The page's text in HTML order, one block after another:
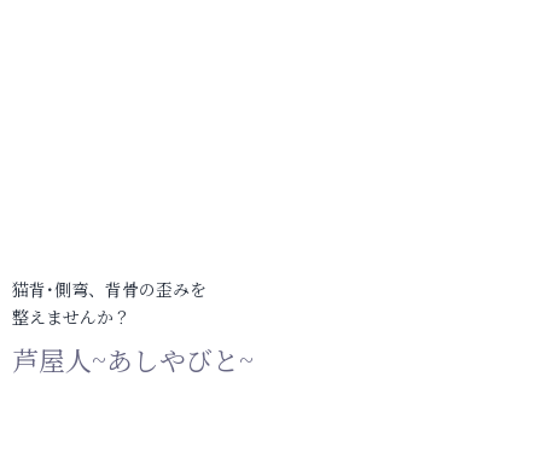
猫背･側弯、背骨の歪みを
整えませんか？
芦屋人~あしやびと~